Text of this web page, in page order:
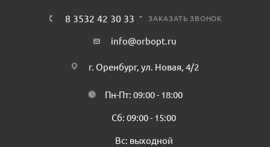
8 3532 42 30 33 ЗАКАЗАТЬ ЗВОНОК
info@orbopt.ru
г. Оренбург, ул. Новая, 4/2
Пн-Пт: 09:00 - 18:00
Сб: 09:00 - 15:00
Вс: выходной